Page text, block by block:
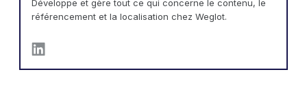
Développe et gère tout ce qui concerne le contenu, le
référencement et la localisation chez Weglot.